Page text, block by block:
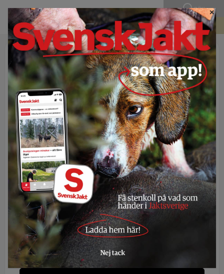
SÖK
BLI MEDLEM
Publicerad 21 juli 2021 - 10:00
Webb-tv: Lindroth om
Merkel K5 Jagd
×